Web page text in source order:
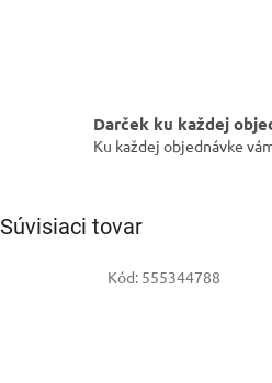
Darček ku každej
Ku každej objednávke
Súvisiaci tovar
Kód: 555344788